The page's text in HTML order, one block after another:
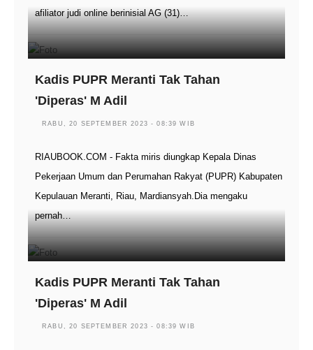
afiliator judi online berinisial AG (31)…
Kadis PUPR Meranti Tak Tahan
'Diperas' M Adil
RABU, 20 SEPTEMBER 2023 - 08:39 WIB
RIAUBOOK.COM - Fakta miris diungkap Kepala Dinas
Pekerjaan Umum dan Perumahan Rakyat (PUPR) Kabupaten
Kepulauan Meranti, Riau, Mardiansyah.Dia mengaku
pernah…
Kadis PUPR Meranti Tak Tahan
'Diperas' M Adil
RABU, 20 SEPTEMBER 2023 - 08:39 WIB